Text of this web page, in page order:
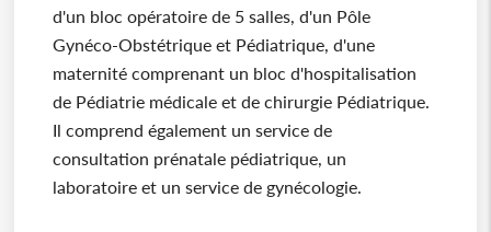
d'un bloc opératoire de 5 salles, d'un Pôle
Gynéco-Obstétrique et Pédiatrique, d'une
maternité comprenant un bloc d'hospitalisation
de Pédiatrie médicale et de chirurgie Pédiatrique.
Il comprend également un service de
consultation prénatale pédiatrique, un
laboratoire et un service de gynécologie.